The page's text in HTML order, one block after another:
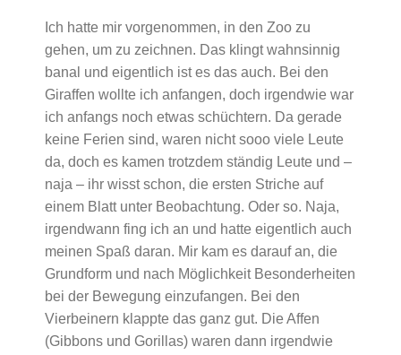
Ich hatte mir vorgenommen, in den Zoo zu
gehen, um zu zeichnen. Das klingt wahnsinnig
banal und eigentlich ist es das auch. Bei den
Giraffen wollte ich anfangen, doch irgendwie war
ich anfangs noch etwas schüchtern. Da gerade
keine Ferien sind, waren nicht sooo viele Leute
da, doch es kamen trotzdem ständig Leute und –
naja – ihr wisst schon, die ersten Striche auf
einem Blatt unter Beobachtung. Oder so. Naja,
irgendwann fing ich an und hatte eigentlich auch
meinen Spaß daran. Mir kam es darauf an, die
Grundform und nach Möglichkeit Besonderheiten
bei der Bewegung einzufangen. Bei den
Vierbeinern klappte das ganz gut. Die Affen
(Gibbons und Gorillas) waren dann irgendwie